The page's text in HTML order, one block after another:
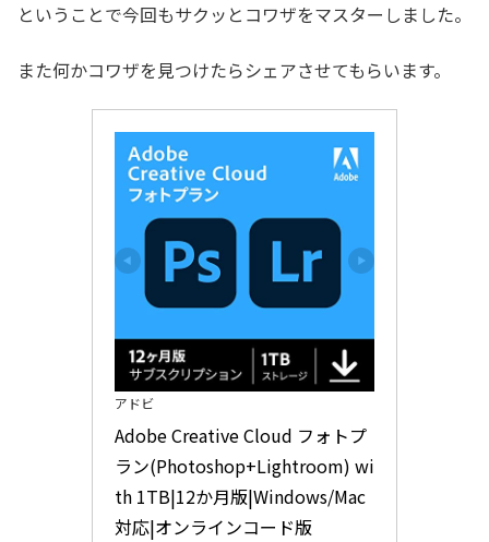
ということで今回もサクッとコワザをマスターしました。
また何かコワザを見つけたらシェアさせてもらいます。
アドビ
Adobe Creative Cloud フォトプ
ラン(Photoshop+Lightroom) wi
th 1TB|12か月版|Windows/Mac
対応|オンラインコード版